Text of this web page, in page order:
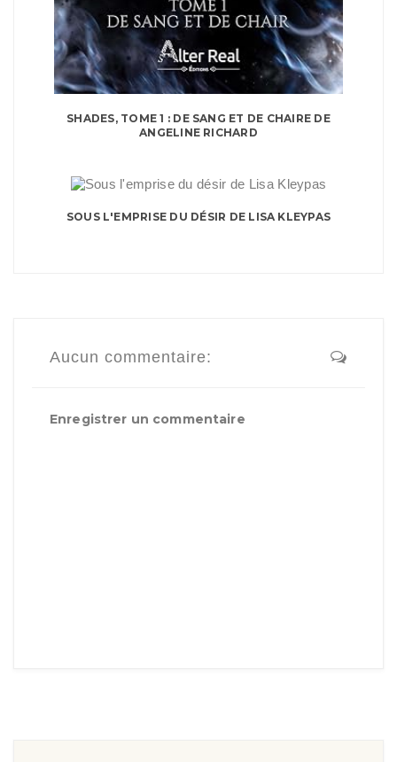
SHADES, TOME 1 : DE SANG ET DE CHAIRE DE
ANGELINE RICHARD
SOUS L'EMPRISE DU DÉSIR DE LISA KLEYPAS
Aucun commentaire:
Enregistrer un commentaire